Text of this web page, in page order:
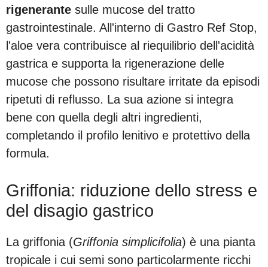
rigenerante sulle mucose del tratto
gastrointestinale. All'interno di Gastro Ref Stop,
l'aloe vera contribuisce al riequilibrio dell'acidità
gastrica e supporta la rigenerazione delle
mucose che possono risultare irritate da episodi
ripetuti di reflusso. La sua azione si integra
bene con quella degli altri ingredienti,
completando il profilo lenitivo e protettivo della
formula.
Griffonia: riduzione dello stress e
del disagio gastrico
La griffonia (Griffonia simplicifolia) è una pianta
tropicale i cui semi sono particolarmente ricchi